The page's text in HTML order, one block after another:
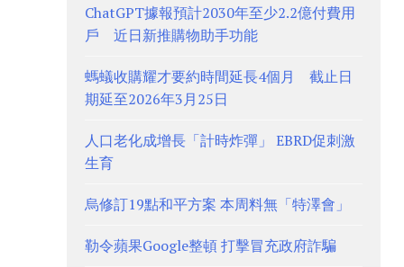
ChatGPT據報預計2030年至少2.2億付費用
戶 近日新推購物助手功能
螞蟻收購耀才要約時間延長4個月 截止日
期延至2026年3月25日
人口老化成增長「計時炸彈」 EBRD促刺激
生育
烏修訂19點和平方案 本周料無「特澤會」
勒令蘋果Google整頓 打擊冒充政府詐騙